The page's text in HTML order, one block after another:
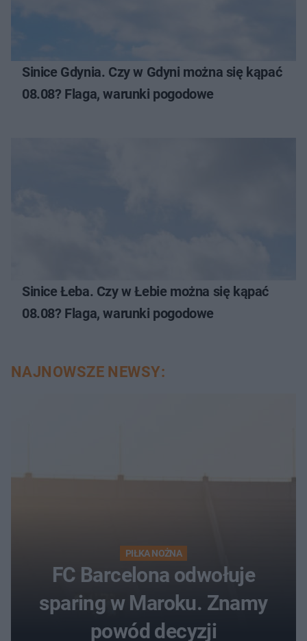
Sinice Gdynia. Czy w Gdyni można się kąpać
08.08? Flaga, warunki pogodowe
Sinice Łeba. Czy w Łebie można się kąpać
08.08? Flaga, warunki pogodowe
NAJNOWSZE NEWSY:
PIŁKA NOŻNA
FC Barcelona odwołuje
sparing w Maroku. Znamy
powód decyzji